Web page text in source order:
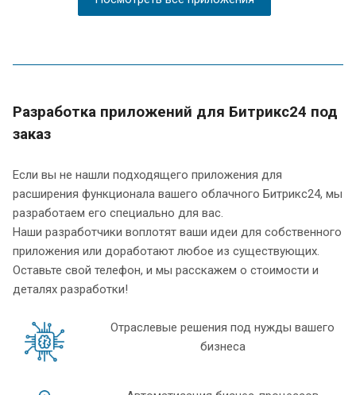
Разработка приложений для Битрикс24 под
заказ
Если вы не нашли подходящего приложения для
расширения функционала вашего облачного Битрикс24, мы
разработаем его специально для вас.
Наши разработчики воплотят ваши идеи для собственного
приложения или доработают любое из существующих.
Оставьте свой телефон, и мы расскажем о стоимости и
деталях разработки!
Отраслевые решения под нужды вашего
бизнеса